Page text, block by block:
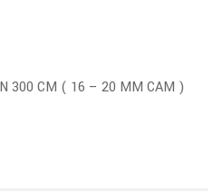
300 CM ( 16 – 20 MM CAM )